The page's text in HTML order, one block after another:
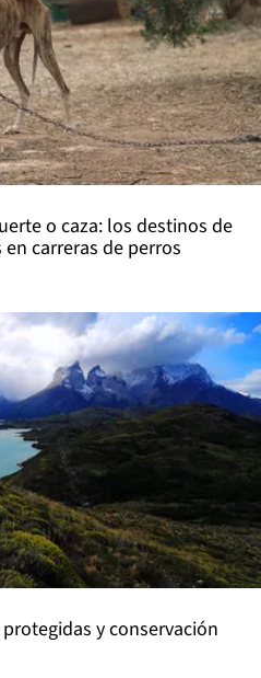
o caza: los destinos de
carreras de perros
protegidas y conservación